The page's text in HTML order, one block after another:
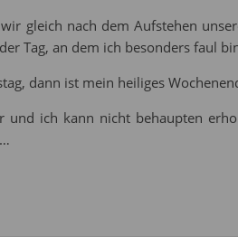
gleich nach dem Aufstehen
Tag, an dem ich besonders faul
dann ist mein heiliges
und ich kann nicht behaupten